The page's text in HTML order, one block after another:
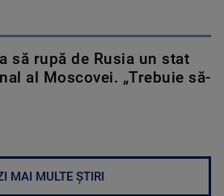
să rupă de Rusia un stat
al Moscovei. „Trebuie să-
MAI MULTE ȘTIRI